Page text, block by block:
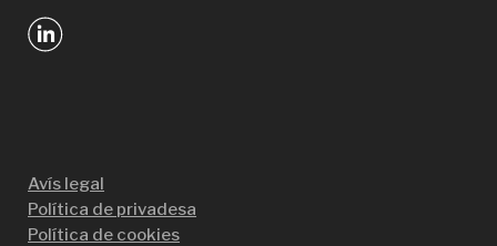
Avís legal
Política de privadesa
Política de cookies